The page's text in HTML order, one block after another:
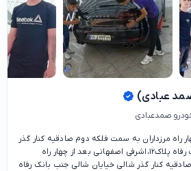
عبادی)
صمدعبادی
راه مرزداران به سمت فلکه دوم صادقیه کنار گذر
شالی خیایان شالی جنب بانک رفاه پلاک۱۲،اشرفی اصفهانی بعد از چهار راه
کنار گذر شالی خیایان شالی جنب بانک رفاه